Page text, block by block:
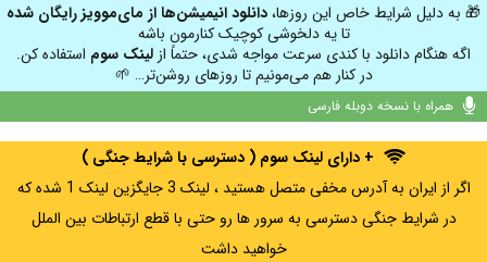
🎁 به دلیل شرایط خاص این روزها،دانلود انیمیشن‌ها از مای‌موویز رایگان شده
تا یه دلخوشی کوچیک کنارمون باشه
اگه هنگام دانلود با کندی سرعت مواجه شدی، حتماً از لینک سوم استفاده کن.
در کنار هم می‌مونیم تا روزهای روشن‌تر… 🌱
همراه با نسخه دوبله فارسی
+ دارای لینک سوم ( دسترسی با شرایط جنگی )
اگر از ایران به آدرس مخفی متصل هستید ، لینک 3 جایگزین لینک 1 شده که
در شرایط جنگی دسترسی به سرور ها رو حتی با قطع ارتباطات بین الملل
خواهید داشت